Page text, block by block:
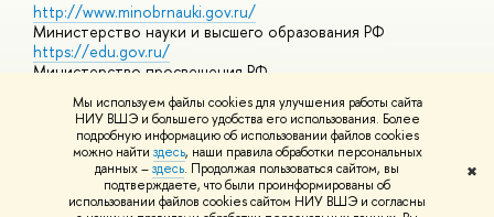
Мы используем файлы cookies для улучшения работы сайта
НИУ ВШЭ и большего удобства его использования. Более
подробную информацию об использовании файлов cookies
можно найти здесь, наши правила обработки персональных
данных –здесь. Продолжая пользоваться сайтом, вы
подтверждаете, что были проинформированы об
использовании файлов cookies сайтом НИУ ВШЭ и согласны
✖
http://www.minobrnauki.gov.ru/
Министерство науки и высшего образования РФ
https://edu.gov.ru/
Министерство просвещения РФ
https://elearning.hse.ru/mooc
Массовые открытые онлайн-курсы
© НИУ ВШЭ 1993–2026 Адреса и контактыУсловия
использования материалов Политика конфиденциальности